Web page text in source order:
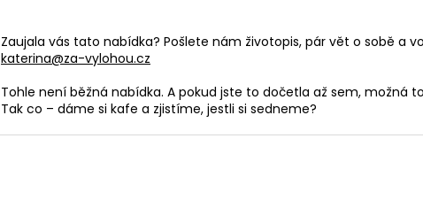
Zaujala vás tato nabídka? Pošlete nám životopis, pár vět o sobě a
katerina@za-vylohou.cz
Tohle není běžná nabídka. A pokud jste to dočetla až sem, možná
Tak co – dáme si kafe a zjistíme, jestli si sedneme?